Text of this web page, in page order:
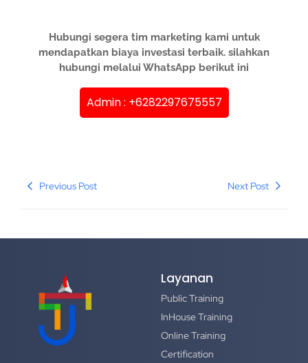
Hubungi segera tim marketing kami untuk
mendapatkan biaya investasi terbaik. silahkan
hubungi melalui WhatsApp berikut ini
Admin : +6282297675557
Previous Post Next Post
Layanan
Public Training
InHouse Training
Online Training
Certification